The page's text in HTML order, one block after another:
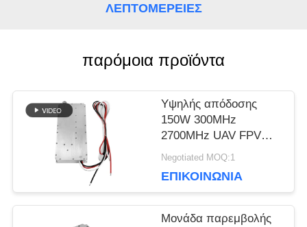
ΈΝΑ
ΑΠΌΣΠΑΣΜΑ
SITEMAP
ΛΕΠΤΟΜΈΡΕΙΕΣ
παρόμοια προϊόντα
Υψηλής απόδοσης
150W 300MHz
2700MHz UAV FPV
block jammer module
Negotiated MOQ:1
ΕΠΙΚΟΙΝΩΝΊΑ
Μονάδα παρεμβολής